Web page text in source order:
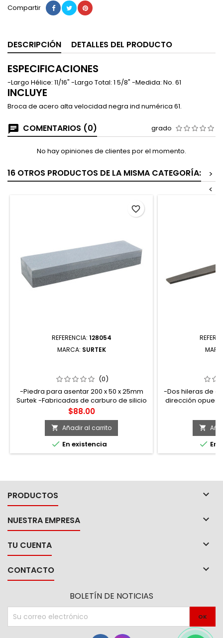
Compartir
DESCRIPCIÓN DETALLES DEL PRODUCTO
ESPECIFICACIONES
-Largo Hélice: 11/16" -Largo Total: 1 5/8" -Medida: No. 61
INCLUYE
Broca de acero alta velocidad negra ind numérica 61.
COMENTARIOS (0) grado
No hay opiniones de clientes por el momento.
16 OTROS PRODUCTOS DE LA MISMA CATEGORÍA:
>
<
REFERENCIA: 128054
MARCA: SURTEK
(0)
-Piedra para asentar 200 x 50 x 25mm
Surtek -Fabricadas de carburo de silicio
-Trabajan con aceite o agua -Dos
secciones de grano: grano medio para
afilar y grano fino para eliminar muescas
de las hojas
Precio
$88.00
 Añadir al carrito
 En existencia
favorite_border
-Dos hileras de
dirección
acero

 En
PRODUCTOS 
NUESTRA EMPRESA 
TU CUENTA 
CONTACTO 
BOLETÍN DE NOTICIAS